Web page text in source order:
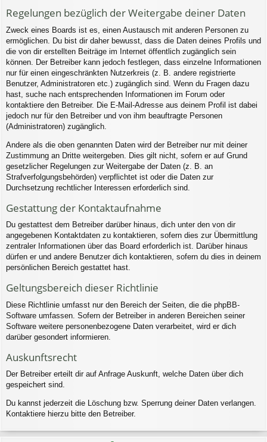
Regelungen bezüglich der Weitergabe deiner Daten
Zweck eines Boards ist es, einen Austausch mit anderen Personen zu
ermöglichen. Du bist dir daher bewusst, dass die Daten deines Profils und
die von dir erstellten Beiträge im Internet öffentlich zugänglich sein
können. Der Betreiber kann jedoch festlegen, dass einzelne Informationen
nur für einen eingeschränkten Nutzerkreis (z. B. andere registrierte
Benutzer, Administratoren etc.) zugänglich sind. Wenn du Fragen dazu
hast, suche nach entsprechenden Informationen im Forum oder
kontaktiere den Betreiber. Die E-Mail-Adresse aus deinem Profil ist dabei
jedoch nur für den Betreiber und von ihm beauftragte Personen
(Administratoren) zugänglich.
Andere als die oben genannten Daten wird der Betreiber nur mit deiner
Zustimmung an Dritte weitergeben. Dies gilt nicht, sofern er auf Grund
gesetzlicher Regelungen zur Weitergabe der Daten (z. B. an
Strafverfolgungsbehörden) verpflichtet ist oder die Daten zur
Durchsetzung rechtlicher Interessen erforderlich sind.
Gestattung der Kontaktaufnahme
Du gestattest dem Betreiber darüber hinaus, dich unter den von dir
angegebenen Kontaktdaten zu kontaktieren, sofern dies zur Übermittlung
zentraler Informationen über das Board erforderlich ist. Darüber hinaus
dürfen er und andere Benutzer dich kontaktieren, sofern du dies in deinem
persönlichen Bereich gestattet hast.
Geltungsbereich dieser Richtlinie
Diese Richtlinie umfasst nur den Bereich der Seiten, die die phpBB-
Software umfassen. Sofern der Betreiber in anderen Bereichen seiner
Software weitere personenbezogene Daten verarbeitet, wird er dich
darüber gesondert informieren.
Auskunftsrecht
Der Betreiber erteilt dir auf Anfrage Auskunft, welche Daten über dich
gespeichert sind.
Du kannst jederzeit die Löschung bzw. Sperrung deiner Daten verlangen.
Kontaktiere hierzu bitte den Betreiber.